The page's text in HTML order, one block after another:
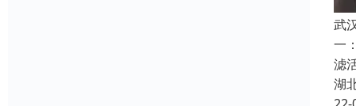
武
一
滤
湖